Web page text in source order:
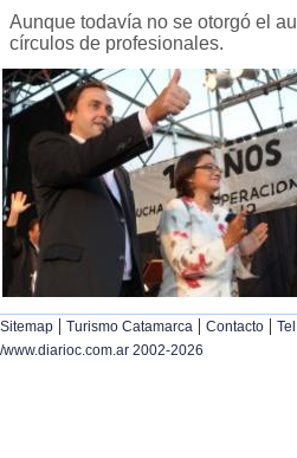
Aunque todavía no se otorgó el
círculos de profesionales.
Sitemap | Turismo Catamarca | Contacto |
/www.diarioc.com.ar 2002-2026